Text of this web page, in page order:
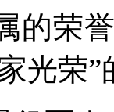
的荣
光荣